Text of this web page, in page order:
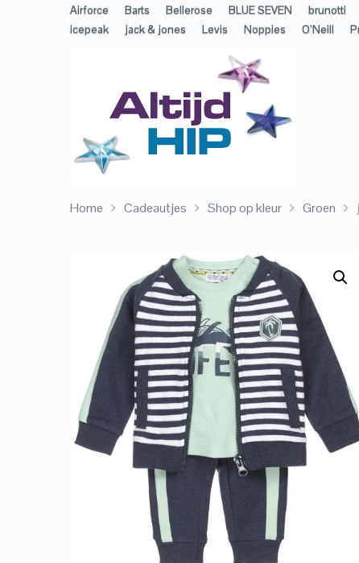
Airforce Barts Bellerose BLUE SEVEN brunotti
icepeak
jack & jones Levis Noppies O’Neill
Home Cadeautjes Shop op kleur Groen